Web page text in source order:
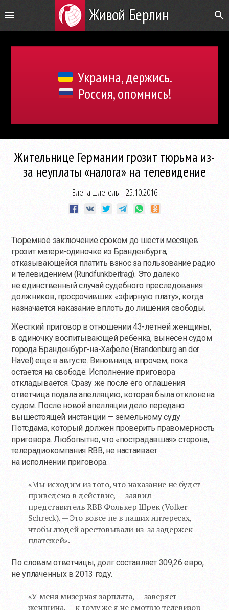
Живой Берлин
Украина, держись.
Россия, опомнись!
Жительнице Германии грозит тюрьма из-
за неуплаты «налога» на телевидение
Елена Шлегель 25.10.2016
Тюремное заключение сроком до шести месяцев
грозит матери-одиночке из Бранденбурга,
отказывающейся платить взнос за пользование радио
и телевидением (Rundfunkbeitrag). Это далеко
не единственный случай судебного преследования
должников, просрочивших «эфирную плату», когда
назначается наказание вплоть до лишения свободы.
Жесткий приговор в отношении 43-летней женщины,
в одиночку воспитывающей ребенка, вынесен судом
города Бранденбург-на-Хафеле (Brandenburg an der
Havel) еще в августе. Виновница, впрочем, пока
остается на свободе. Исполнение приговора
откладывается. Сразу же после его оглашения
ответчица подала апелляцию, которая была отклонена
судом. После новой апелляции дело передано
вышестоящей инстанции — земельному суду
Потсдама, который должен проверить правомерность
приговора. Любопытно, что «пострадавшая» сторона,
телерадиокомпания RBB, не настаивает
на исполнении приговора.
«Мы исходим из того, что наказание не будет
приведено в действие, — заявил
представитель RBB Фолькер Шрек (Volker
Schreck). — Это вовсе не в наших интересах,
чтобы людей арестовывали из-зазадержек
платежей».
По словам ответчицы, долг составляет 309,26 евро,
не уплаченных в 2013 году.
«У меня мизерная зарплата, — заверяет
женщина, — к тому же я не смотрю телевизор